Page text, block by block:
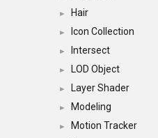
► Hair
► Icon Collection
► Intersect
► LOD Object
► Layer Shader
► Modeling
► Motion Tracker